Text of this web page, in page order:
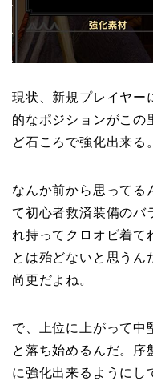
現状、新規プレイヤー
的なポジションがこの
ど石ころで強化出来る。
なんか前から思ってる
て初心者救済装備のバ
れ持ってクロオビ着て
とは殆どないと思うん
尚更だよね。
で、上位に上がって中
と落ち始めるんだ。序
に強化出来るようにし